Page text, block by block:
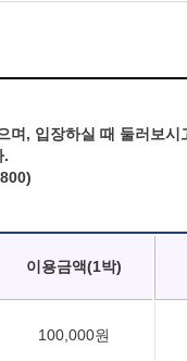
, 입장하실 때 둘러보시
.
이용금액(1박)
100,000원